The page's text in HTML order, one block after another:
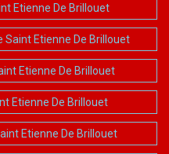
Etienne De Brillouet
Etienne De Brillouet
Etienne De Brillouet
Etienne De Brillouet
Etienne De Brillouet